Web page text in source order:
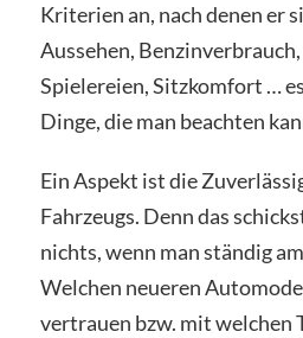
Kriterien an, nach denen er
Aussehen,
Spielereien, Sitzkomfort …
Dinge, die man beachten
Ein Aspekt ist die
Fahrzeugs. Denn das
nichts, wenn man ständig
Welchen neueren
vertrauen bzw. mit welchen